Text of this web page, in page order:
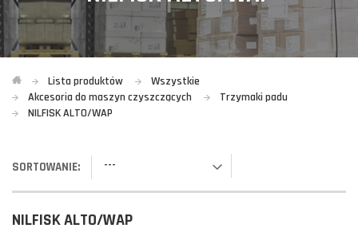
Lista produktów
Wszystkie
Akcesoria do maszyn czyszczących
Trzymaki padu
NILFISK ALTO/WAP
SORTOWANIE: ---
NILFISK ALTO/WAP